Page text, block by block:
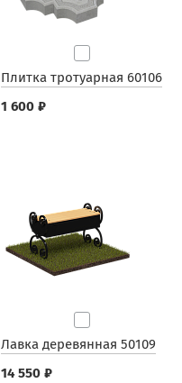
Плитка тротуарная 60106
1 600 ₽
Лавка деревянная 50109
14 550 ₽